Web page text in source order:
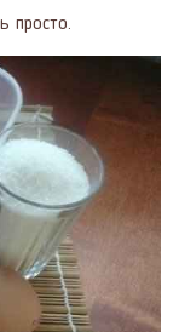
просто.